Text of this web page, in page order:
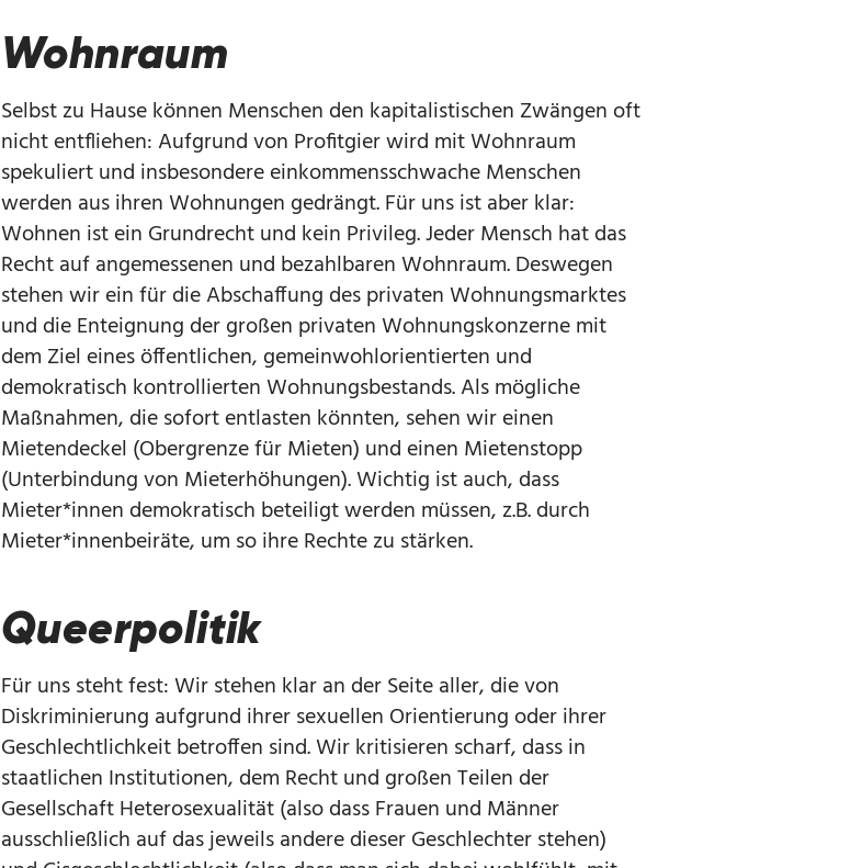
Wohnraum
Selbst zu Hause können Menschen den kapitalistischen Zwängen oft
nicht entfliehen: Aufgrund von Profitgier wird mit Wohnraum
spekuliert und insbesondere einkommensschwache Menschen
werden aus ihren Wohnungen gedrängt. Für uns ist aber klar:
Wohnen ist ein Grundrecht und kein Privileg. Jeder Mensch hat das
Recht auf angemessenen und bezahlbaren Wohnraum. Deswegen
stehen wir ein für die Abschaffung des privaten Wohnungsmarktes
und die Enteignung der großen privaten Wohnungskonzerne mit
dem Ziel eines öffentlichen, gemeinwohlorientierten und
demokratisch kontrollierten Wohnungsbestands. Als mögliche
Maßnahmen, die sofort entlasten könnten, sehen wir einen
Mietendeckel (Obergrenze für Mieten) und einen Mietenstopp
(Unterbindung von Mieterhöhungen). Wichtig ist auch, dass
Mieter*innen demokratisch beteiligt werden müssen, z.B. durch
Mieter*innenbeiräte, um so ihre Rechte zu stärken.
Queerpolitik
Für uns steht fest: Wir stehen klar an der Seite aller, die von
Diskriminierung aufgrund ihrer sexuellen Orientierung oder ihrer
Geschlechtlichkeit betroffen sind. Wir kritisieren scharf, dass in
staatlichen Institutionen, dem Recht und großen Teilen der
Gesellschaft Heterosexualität (also dass Frauen und Männer
ausschließlich auf das jeweils andere dieser Geschlechter stehen)